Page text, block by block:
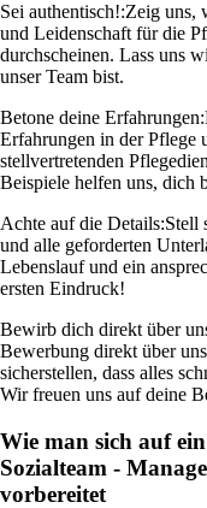
Sei authentisch!:Zeig uns,
und Leidenschaft für die
durchscheinen. Lass uns
unser Team bist.
Betone deine Erfahrungen:
Erfahrungen in der Pflege
stellvertretenden
Beispiele helfen uns, dich
Achte auf die Details:Stell
und alle geforderten
Lebenslauf und ein
ersten Eindruck!
Bewirb dich direkt über
Bewerbung direkt über
sicherstellen, dass alles
Wir freuen uns auf deine
Wie man sich auf
Sozialteam -
vorbereitet